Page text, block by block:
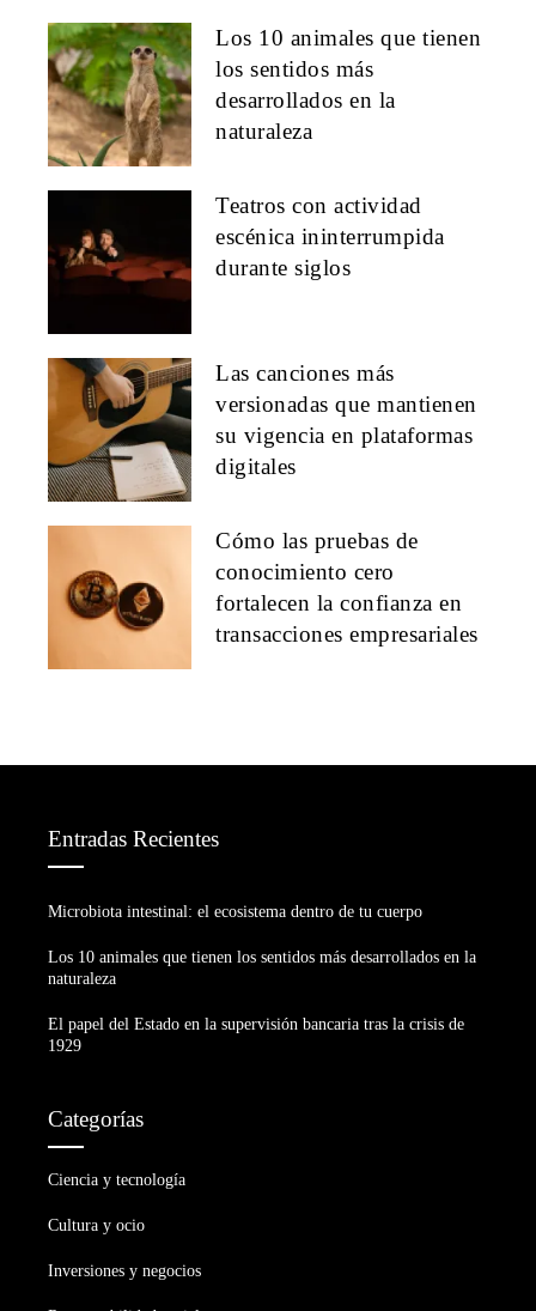
Los 10 animales que tienen
los sentidos más
desarrollados en la
naturaleza
Teatros con actividad
escénica ininterrumpida
durante siglos
Las canciones más
versionadas que mantienen
su vigencia en plataformas
digitales
Cómo las pruebas de
conocimiento cero
fortalecen la confianza en
transacciones empresariales
Entradas Recientes
Microbiota intestinal: el ecosistema dentro de tu cuerpo
Los 10 animales que tienen los sentidos más desarrollados en la
naturaleza
El papel del Estado en la supervisión bancaria tras la crisis de
1929
Categorías
Ciencia y tecnología
Cultura y ocio
Inversiones y negocios